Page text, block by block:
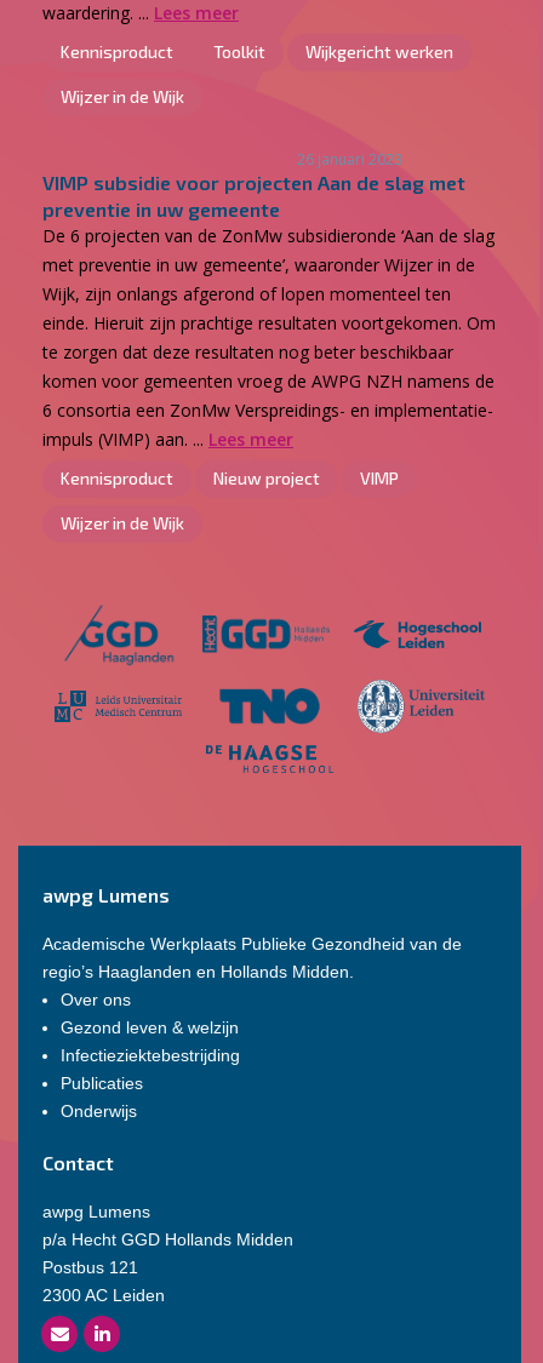
waardering. ... Lees meer
Kennisproduct Toolkit Wijkgericht werken
Wijzer in de Wijk
26 januari 2023
VIMP subsidie voor projecten Aan de slag met
preventie in uw gemeente
De 6 projecten van de ZonMw subsidieronde ‘Aan de slag
met preventie in uw gemeente’, waaronder Wijzer in de
Wijk, zijn onlangs afgerond of lopen momenteel ten
einde. Hieruit zijn prachtige resultaten voortgekomen. Om
te zorgen dat deze resultaten nog beter beschikbaar
komen voor gemeenten vroeg de AWPG NZH namens de
6 consortia een ZonMw Verspreidings- en implementatie-
impuls (VIMP) aan. ... Lees meer
Kennisproduct Nieuw project VIMP
Wijzer in de Wijk
awpg Lumens
Academische Werkplaats Publieke Gezondheid van de
regio’s Haaglanden en Hollands Midden.
Over ons
Gezond leven & welzijn
Infectieziektebestrijding
Publicaties
Onderwijs
Contact
awpg Lumens
p/a Hecht GGD Hollands Midden
Postbus 121
2300 AC Leiden